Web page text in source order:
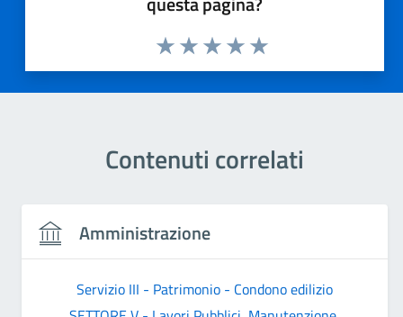
Valuta 5 stelle su 5
Valuta 4 stelle su 5
Valuta 3 stelle su 5
Valuta 2 stelle su 5
Valuta 1 stelle su 5
Contenuti correlati
Amministrazione
Servizio III - Patrimonio - Condono edilizio